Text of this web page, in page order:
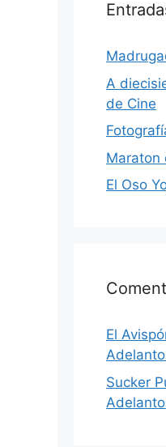
A
de Cine
Maraton
El Oso
El
Sucker